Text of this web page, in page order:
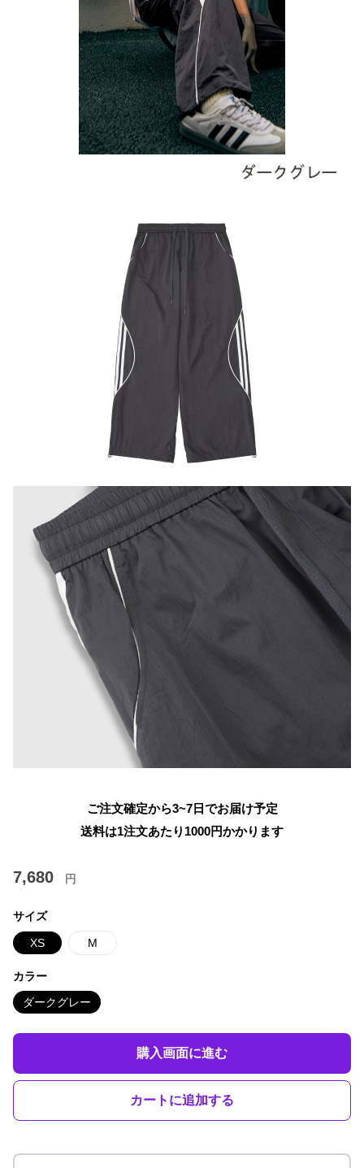
ご注文確定から3~7日でお届け予定
送料は1注文あたり 1000円かかります
7,680 円
サイズ
XS M
カラー
ダークグレー
購入画面に進む
カートに追加する